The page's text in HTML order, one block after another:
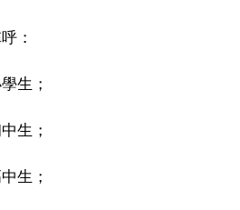
：
生；
生；
生；